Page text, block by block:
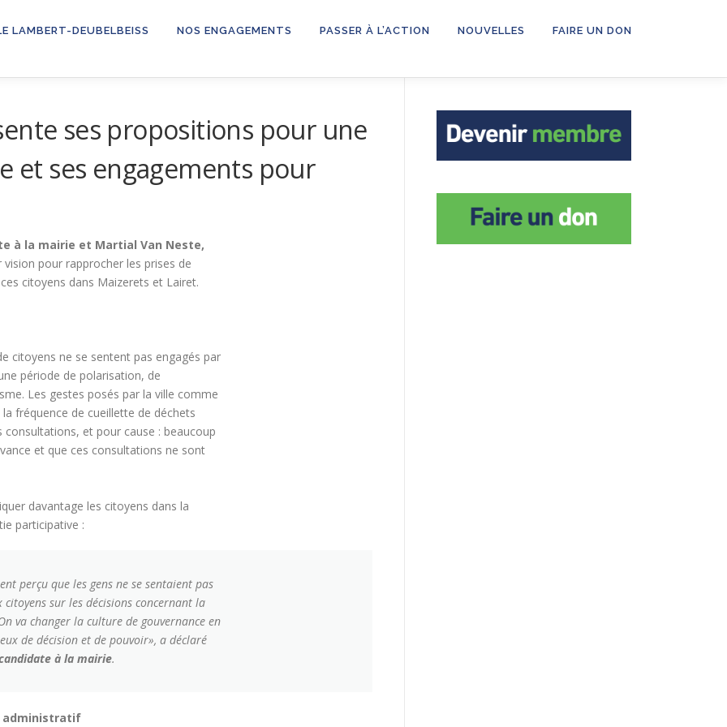
LAMBERT-DEUBELBEISS NOS ENGAGEMENTS PASSER À L’ACTION NOUVELLES FAIRE UN DON
ses propositions pour une
et ses engagements pour
à la mairie et Martial Van Neste,
pour rapprocher les prises de
citoyens dans Maizerets et Lairet.
citoyens ne se sentent pas engagés par
période de polarisation, de
Les gestes posés par la ville comme
fréquence de cueillette de déchets
et pour cause : beaucoup
et que ces consultations ne sont
davantage les citoyens dans la
participative :
perçu que les gens ne se sentaient pas
sur les décisions concernant la
va changer la culture de gouvernance en
de décision et de pouvoir», a déclaré
à la mairie.
administratif